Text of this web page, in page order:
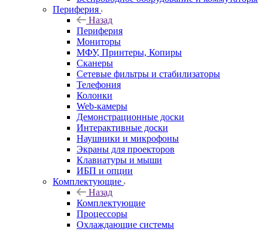
Периферия
Назад
Периферия
Мониторы
МФУ, Принтеры, Копиры
Сканеры
Сетевые фильтры и стабилизаторы
Телефония
Колонки
Web-камеры
Демонстрационные доски
Интерактивные доски
Наушники и микрофоны
Экраны для проекторов
Клавиатуры и мыши
ИБП и опции
Комплектующие
Назад
Комплектующие
Процессоры
Охлаждающие системы